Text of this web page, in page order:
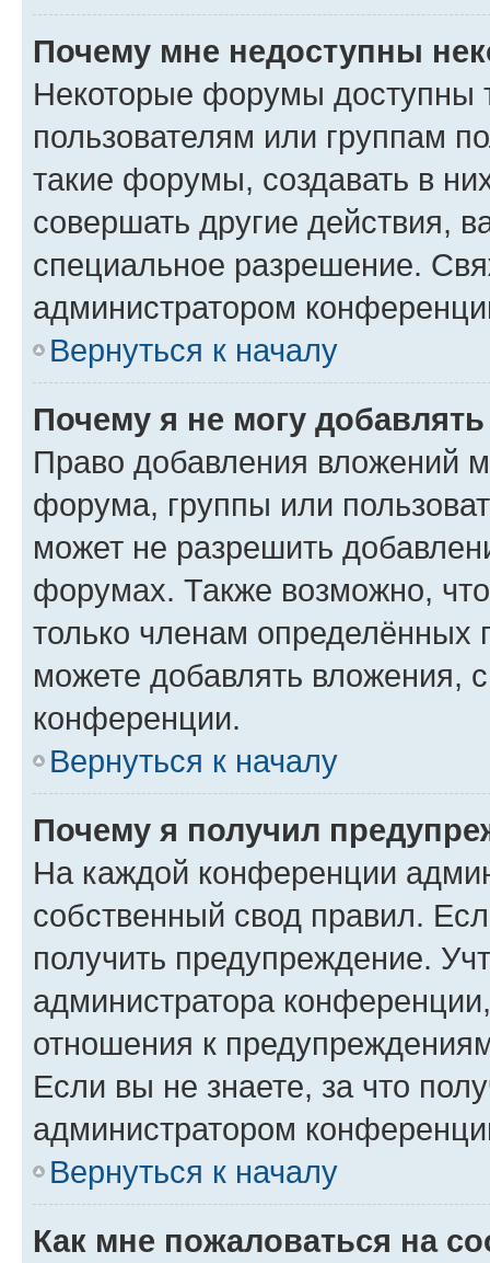
Почему мне недоступны
Некоторые форумы доступны
пользователям или группам
такие форумы, создавать в
совершать другие действия,
специальное разрешение.
администратором
Вернуться к началу
Почему я не могу
Право добавления вложений
форума, группы или
может не разрешить
форумах. Также возможно,
только членам определённых
можете добавлять вложения,
конференции.
Вернуться к началу
Почему я получил
На каждой конференции
собственный свод правил.
получить предупреждение.
администратора
отношения к
Если вы не знаете, за что
администратором
Вернуться к началу
Как мне пожаловаться на